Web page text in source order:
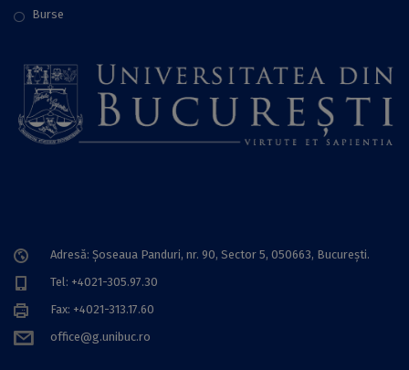
Burse
Adresă: Șoseaua Panduri, nr. 90, Sector 5, 050663, Bucureşti.
Tel: +4021-305.97.30
Fax: +4021-313.17.60
office@g.unibuc.ro